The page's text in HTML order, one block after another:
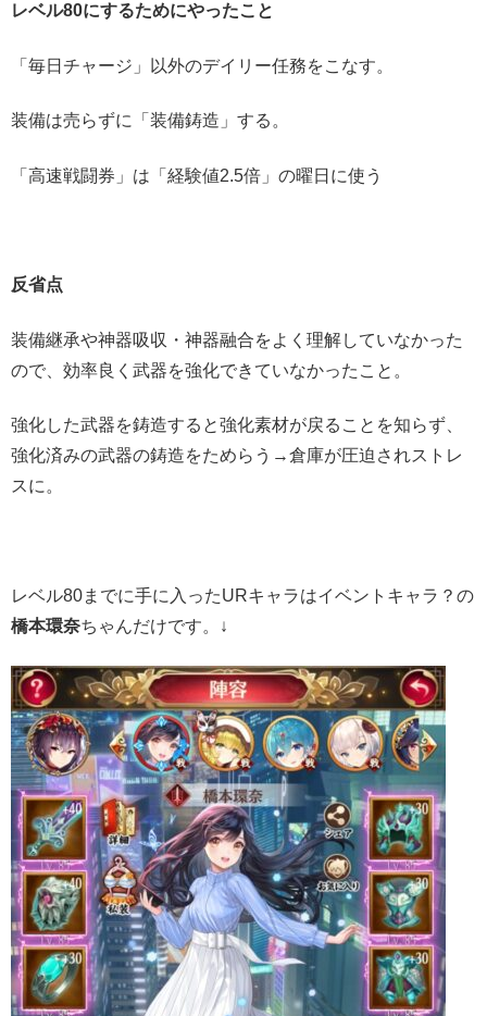
レベル80にするためにやったこと
「毎日チャージ」以外のデイリー任務をこなす。
装備は売らずに「装備鋳造」する。
「高速戦闘券」は「経験値2.5倍」の曜日に使う
反省点
装備継承や神器吸収・神器融合をよく理解していなかった
ので、効率良く武器を強化できていなかったこと。
強化した武器を鋳造すると強化素材が戻ることを知らず、
強化済みの武器の鋳造をためらう→倉庫が圧迫されストレ
スに。
レベル80までに手に入ったURキャラはイベントキャラ？の
橋本環奈ちゃんだけです。↓